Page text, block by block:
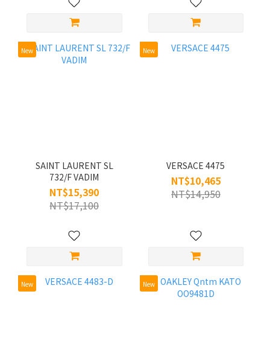
New
SAINT LAURENT SL
732/F VADIM
NT$15,390
NT$17,100
New
VERSACE 4475
NT$10,465
NT$14,950
New New